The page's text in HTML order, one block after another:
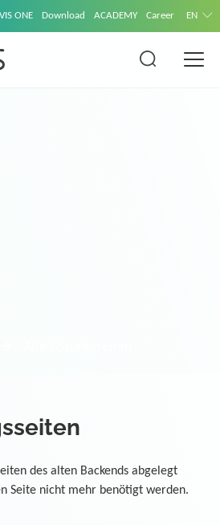
ONE Download ACADEMY Career EN
des alten Backends abgelegt
Seite nicht mehr benötigt werden.